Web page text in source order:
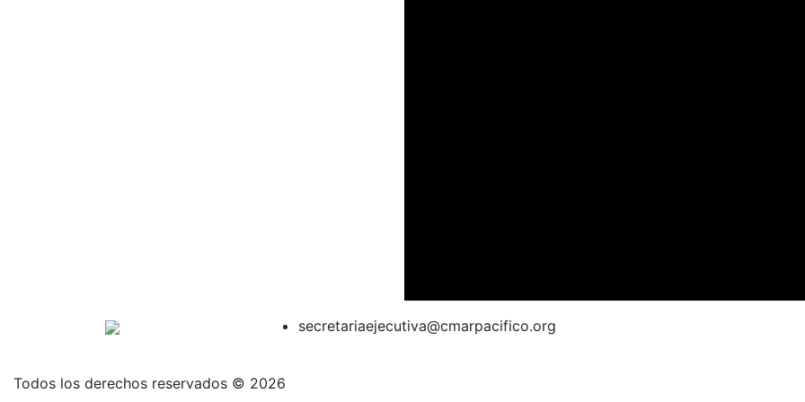
secretariaejecutiva@cmarpacifico.org
Todos los derechos reservados © 2026